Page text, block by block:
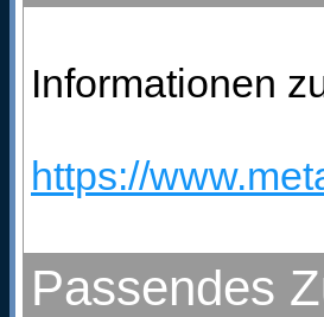
Informationen
https://
Passendes